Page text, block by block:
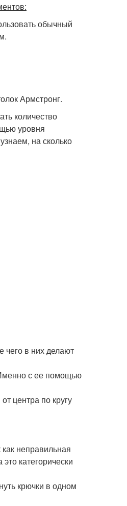
обычный
Армстронг.
количество
уровня
на сколько
чего в них делают
с ее помощью
центра по кругу
неправильная
категорически
крючки в одном